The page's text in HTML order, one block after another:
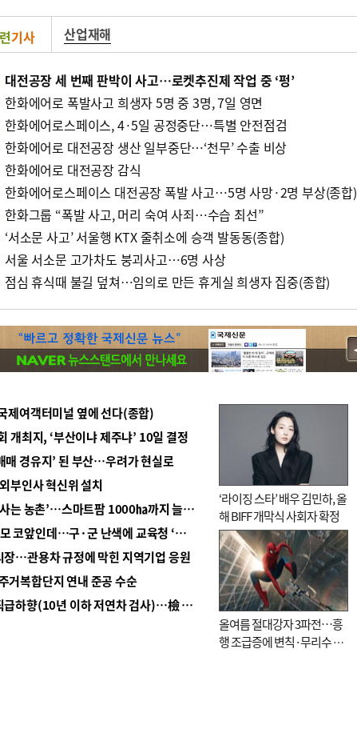
기사 산업재해
대전공장 세 번째 판박이 사고…로켓추진제 작업 중 ‘펑’
한화에어로 폭발사고 희생자 5명 중 3명, 7일 영면
한화에어로스페이스, 4·5일 공정중단…특별 안전점검
한화에어로 대전공장 생산 일부중단…‘천무’ 수출 비상
한화에어로 대전공장 감식
한화에어로스페이스 대전공장 폭발 사고…5명 사망·2명 부상(종합)
한화그룹 “폭발 사고, 머리 숙여 사죄…수습 최선”
‘서소문 사고’ 서울행 KTX 줄취소에 승객 발동동(종합)
서울 서소문 고가차도 붕괴사고…6명 사상
점심 휴식때 불길 덮쳐…임의로 만든 휴게실 희생자 집중(종합)
제여객터미널 옆에 선다(종합)
최지, ‘부산이냐 제주냐’ 10일 결정
매 경유지’ 된 부산…우려가 현실로
부인사 혁신위 설치
■ 경남 농정 비전 ‘잘 사는 농촌’…스마트팜 1000㏊까지 늘린다
■ 교육혁신선도지 공모 코앞인데…구·군 난색에 교육청 ‘쩔쩔’
…관용차 규정에 막힌 지역기업 응원
거복합단지 연내 준공 수순
■ 검사 신분 버리고 직급하향(10년 이하 저연차 검사)…檢 중수청행 기피
‘라이징 스타’ 배우 김민하, 올
해 BIFF 개막식 사회자 확정
올여름 절대강자 3파전…흥
행 조급증에 변칙·무리수 마